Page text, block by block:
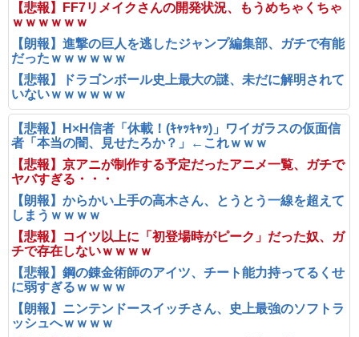
【悲報】FF7リメイクさんの開発状況、もうめちゃくちゃ
ｗｗｗｗｗｗ
【朗報】進撃の巨人を逃したジャンプ編集部、ガチで有能
だったｗｗｗｗｗｗ
【悲報】ドラゴンボール史上最大の謎、未だに解明されて
いないｗｗｗｗｗｗ
【悲報】H×H信者「休載！(ｷｬｯｷｬｯ)」ワイガラスの仮面信
者「本当の闇、見せたろか？」←これｗｗｗ
【悲報】京アニが制作する予定だったアニメ一覧、ガチで
ヤバすぎる・・・
【朗報】からかい上手の高木さん、とうとう一線を超えて
しまうｗｗｗｗ
【悲報】コイツ以上に「初登場時がピーク」だった奴、ガ
チで存在しないｗｗｗｗ
【悲報】鋼の錬金術師のアイツ、チート能力持ってるくせ
に弱すぎるｗｗｗｗ
【朗報】ニンテンドースイッチさん、史上最強のソフトラ
ッシュへｗｗｗｗ